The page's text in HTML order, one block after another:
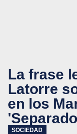
La frase
Latorre
en los
SOCIEDAD